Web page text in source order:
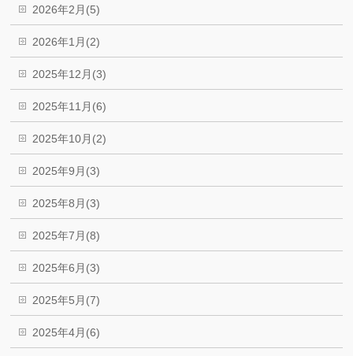
2026年2月(5)
2026年1月(2)
2025年12月(3)
2025年11月(6)
2025年10月(2)
2025年9月(3)
2025年8月(3)
2025年7月(8)
2025年6月(3)
2025年5月(7)
2025年4月(6)